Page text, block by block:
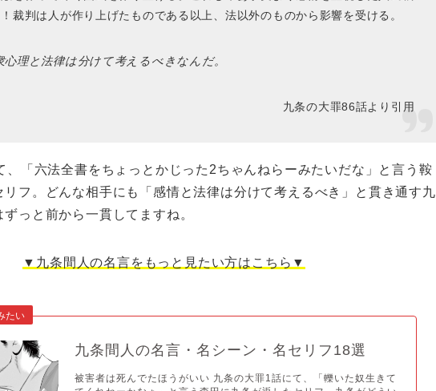
裁判は人が作り上げたものである以上、法以外のものから影響を受ける。
理と法律は分けて考えるべきなんだ。
九条の大罪86話より引用
、「六法全書をちょっとかじった2ちゃんねらーみたいだな」と言う鞍
リフ。どんな相手にも「感情と法律は分けて考えるべき」と貫き通す九
っと前から一貫してますね。
▼九条間人の名言をもっと見たい方はこちら▼
九条間人の名言・名シーン・名セリフ18選
被害者は死んでたほうがいい 九条の大罪1話にて、「轢いた奴生きて